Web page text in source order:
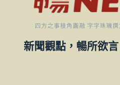
新聞觀點，暢所欲言